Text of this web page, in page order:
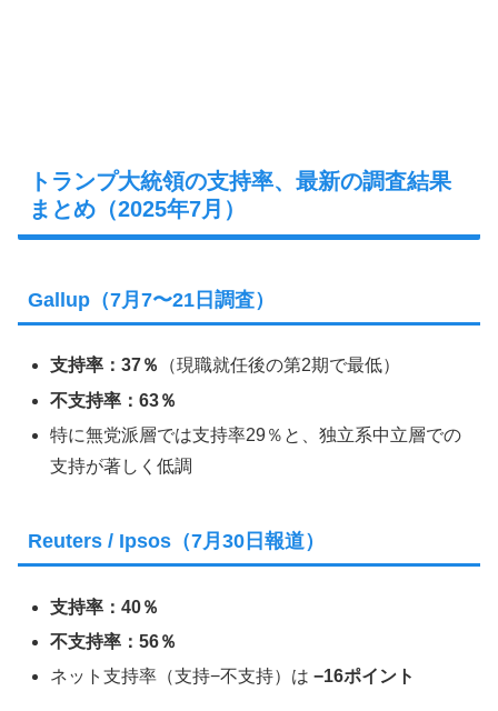
トランプ大統領の支持率、最新の調査結果
まとめ（2025年7月）
Gallup（7月7〜21日調査）
支持率：37％
（現職就任後の第2期で最低）
不支持率：63％
特に無党派層では支持率29％と、独立系中立層での
支持が著しく低調
Reuters / Ipsos（7月30日報道）
支持率：40％
不支持率：56％
ネット支持率（支持−不支持）は−16ポイント